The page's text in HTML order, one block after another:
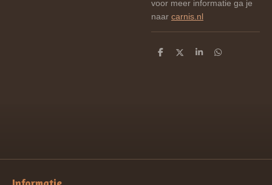
voor meer informatie ga je
naar carnis.nl
D
D
S
D